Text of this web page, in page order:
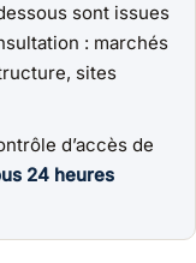
sont issues
: marchés
sites
d’accès de
24 heures